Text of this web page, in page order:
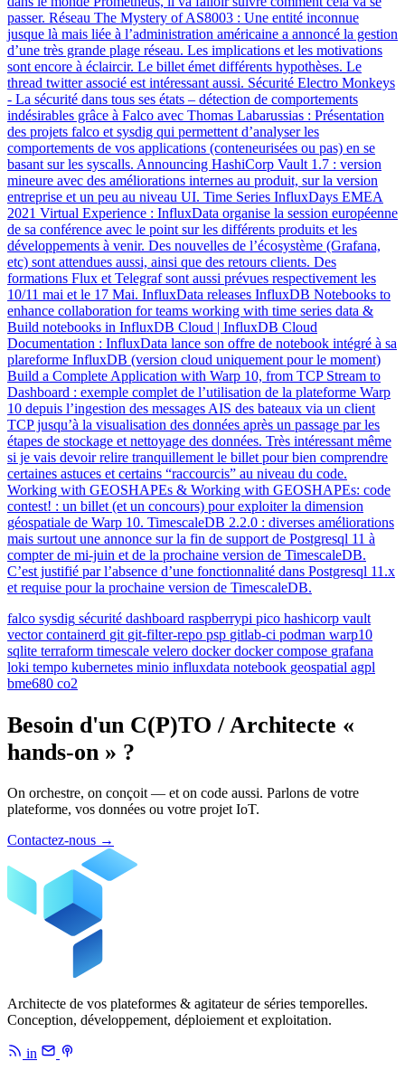
passer. Réseau The Mystery of AS8003 : Une entité inconnue
jusque là mais liée à l’administration américaine a annoncé la gestion
d’une très grande plage réseau. Les implications et les motivations
sont encore à éclaircir. Le billet émet différents hypothèses. Le
thread twitter associé est intéressant aussi. Sécurité Electro Monkeys
- La sécurité dans tous ses états – détection de comportements
indésirables grâce à Falco avec Thomas Labarussias : Présentation
des projets falco et sysdig qui permettent d’analyser les
comportements de vos applications (conteneurisées ou pas) en se
basant sur les syscalls. Announcing HashiCorp Vault 1.7 : version
mineure avec des améliorations internes au produit, sur la version
entreprise et un peu au niveau UI. Time Series InfluxDays EMEA
2021 Virtual Experience : InfluxData organise la session européenne
de sa conférence avec le point sur les différents produits et les
développements à venir. Des nouvelles de l’écosystème (Grafana,
etc) sont attendues aussi, ainsi que des retours clients. Des
formations Flux et Telegraf sont aussi prévues respectivement les
10/11 mai et le 17 Mai. InfluxData releases InfluxDB Notebooks to
enhance collaboration for teams working with time series data &
Build notebooks in InfluxDB Cloud | InfluxDB Cloud
Documentation : InfluxData lance son offre de notebook intégré à sa
plareforme InfluxDB (version cloud uniquement pour le moment)
Build a Complete Application with Warp 10, from TCP Stream to
Dashboard : exemple complet de l’utilisation de la plateforme Warp
10 depuis l’ingestion des messages AIS des bateaux via un client
TCP jusqu’à la visualisation des données après un passage par les
étapes de stockage et nettoyage des données. Très intéressant même
si je vais devoir relire tranquillement le billet pour bien comprendre
certaines astuces et certains “raccourcis” au niveau du code.
Working with GEOSHAPEs & Working with GEOSHAPEs: code
contest! : un billet (et un concours) pour exploiter la dimension
géospatiale de Warp 10. TimescaleDB 2.2.0 : diverses améliorations
mais surtout une annonce sur la fin de support de Postgresql 11 à
compter de mi-juin et de la prochaine version de TimescaleDB.
C’est justifié par l’absence d’une fonctionnalité dans Postgresql 11.x
et requise pour la prochaine version de TimescaleDB.
falco sysdig sécurité dashboard raspberrypi pico hashicorp vault
vector containerd git git-filter-repo psp gitlab-ci podman warp10
sqlite terraform timescale velero docker docker compose grafana
loki tempo kubernetes minio influxdata notebook geospatial agpl
bme680 co2
Besoin d'un C(P)TO / Architecte «
hands-on » ?
On orchestre, on conçoit — et on code aussi. Parlons de votre
plateforme, vos données ou votre projet IoT.
Contactez-nous →
Architecte de vos plateformes & agitateur de séries temporelles.
Conception, développement, déploiement et exploitation.
in